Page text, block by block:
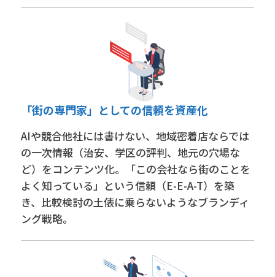
「街の専門家」としての信頼を資産化
AIや競合他社には書けない、地域密着店ならでは
の一次情報（治安、学区の評判、地元の穴場な
ど）をコンテンツ化。「この会社なら街のことを
よく知っている」という信頼（E-E-A-T）を築
き、比較検討の土俵に乗らないようなブランディ
ング戦略。